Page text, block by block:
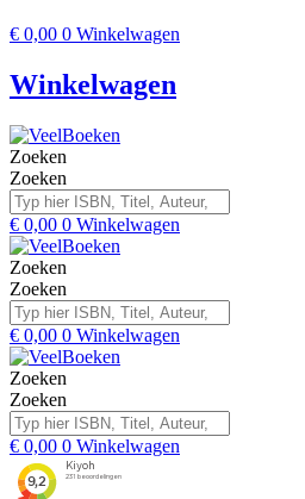
€ 0,00 0 Winkelwagen
Winkelwagen
Zoeken
Zoeken
€ 0,00 0 Winkelwagen
Zoeken
Zoeken
€ 0,00 0 Winkelwagen
Zoeken
Zoeken
€ 0,00 0 Winkelwagen